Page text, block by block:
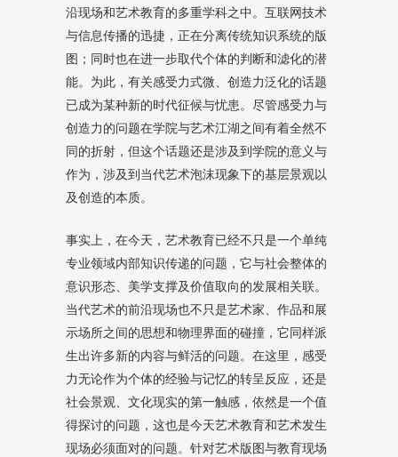
沿现场和艺术教育的多重学科之中。互联网技术
与信息传播的迅捷，正在分离传统知识系统的版
图；同时也在进一步取代个体的判断和滤化的潜
能。为此，有关感受力式微、创造力泛化的话题
已成为某种新的时代征候与忧患。尽管感受力与
创造力的问题在学院与艺术江湖之间有着全然不
同的折射，但这个话题还是涉及到学院的意义与
作为，涉及到当代艺术泡沫现象下的基层景观以
及创造的本质。
事实上，在今天，艺术教育已经不只是一个单纯
专业领域内部知识传递的问题，它与社会整体的
意识形态、美学支撑及价值取向的发展相关联。
当代艺术的前沿现场也不只是艺术家、作品和展
示场所之间的思想和物理界面的碰撞，它同样派
生出许多新的内容与鲜活的问题。在这里，感受
力无论作为个体的经验与记忆的转呈反应，还是
社会景观、文化现实的第一触感，依然是一个值
得探讨的问题，这也是今天艺术教育和艺术发生
现场必须面对的问题。针对艺术版图与教育现场